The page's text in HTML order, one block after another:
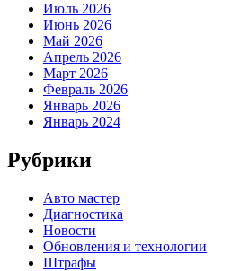
Июль 2026
Июнь 2026
Май 2026
Апрель 2026
Март 2026
Февраль 2026
Январь 2026
Январь 2024
Рубрики
Авто мастер
Диагностика
Новости
Обновления и технологии
Штрафы